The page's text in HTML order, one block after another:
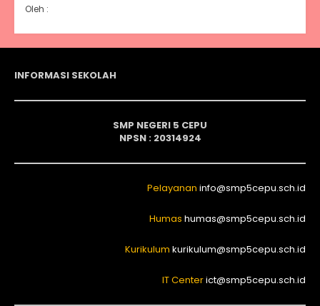
Oleh :
INFORMASI SEKOLAH
SMP NEGERI 5 CEPU
NPSN : 20314924
Pelayanan info@smp5cepu.sch.id
Humas humas@smp5cepu.sch.id
Kurikulum kurikulum@smp5cepu.sch.id
IT Centerict@smp5cepu.sch.id